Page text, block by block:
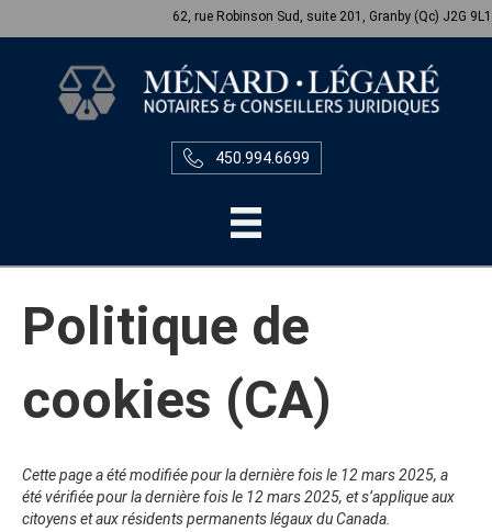
62, rue Robinson Sud, suite 201, Granby (Qc) J2G 9L1
450.994.6699
Politique de
cookies (CA)
Cette page a été modifiée pour la dernière fois le 12 mars 2025, a
été vérifiée pour la dernière fois le 12 mars 2025, et s’applique aux
citoyens et aux résidents permanents légaux du Canada.